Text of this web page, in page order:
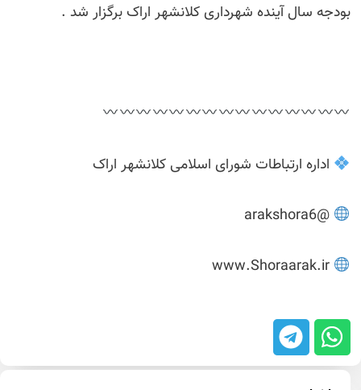
بودجه سال آینده شهرداری کلانشهر اراک برگزار شد .
اداره ارتباطات شورای اسلامی کلانشهر اراک
@arakshora6
www.Shoraarak.ir